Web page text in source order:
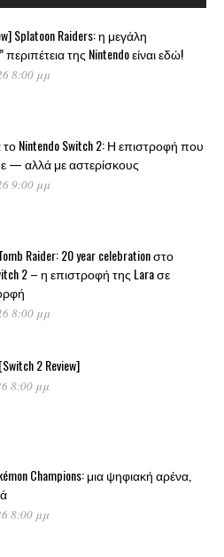
Splatoon Raiders: η μεγάλη
περιπέτεια της Nintendo είναι εδώ!
8:00 μμ
το Nintendo Switch 2: Η επιστροφή που
— αλλά με αστερίσκους
9:00 μμ
Raider: 20 year celebration στο
2 – η επιστροφή της Lara σε
8:00 μμ
2 Review]
8:00 μμ
Champions: μια ψηφιακή αρένα,
8:00 μμ